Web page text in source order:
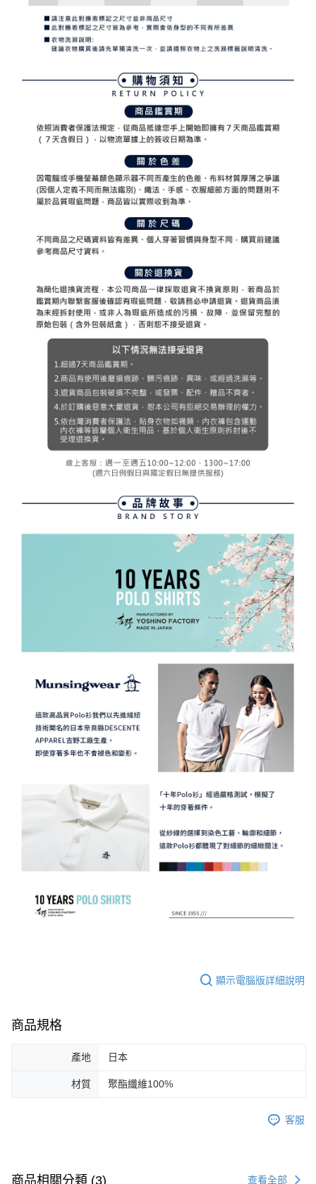
顯示電腦版詳細說明
商品規格
產地 日本
材質 聚酯纖維100%
客服
商品相關分類 (3) 查看全部